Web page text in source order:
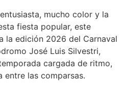
mucho color y la
fiesta popular, este
la edición 2026 del Carnaval
José Luis Silvestri,
cargada de ritmo,
las comparsas.